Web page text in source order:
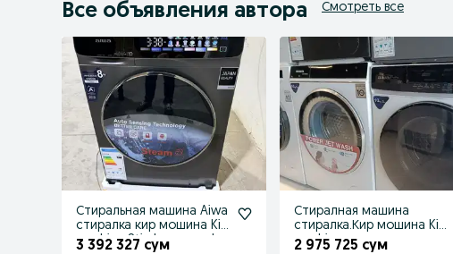
Все объявления автора Смотреть все
Стиральная машина Aiwa
стиралка кир мошина Kir
moshina Stiralnaya mash
3 392 327 сум
Стиралная машина
стиралка.Кир мошина Kir
mashina
2 975 725 сум